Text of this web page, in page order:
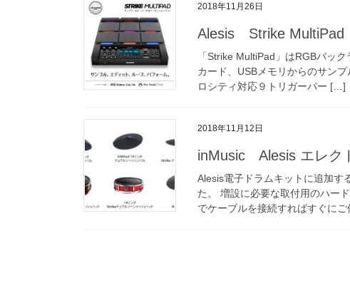
2018年11月26日
Alesis Strike MultiPad
「Strike MultiPad」はRGBバッ
カード、USBメモリからのサン
ロシティ対応９トリガーパー […]
2018年11月12日
inMusic Alesis エレク
Alesis電子ドラムキットに追加す
た。 増設に必要な取付用のハー
でケーブルを接続すればすぐにご